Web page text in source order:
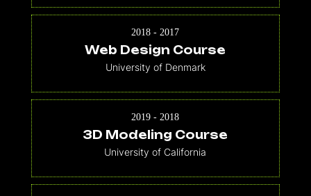
2018 - 2017
Web Design Course
University of Denmark
2019 - 2018
3D Modeling Course
University of California